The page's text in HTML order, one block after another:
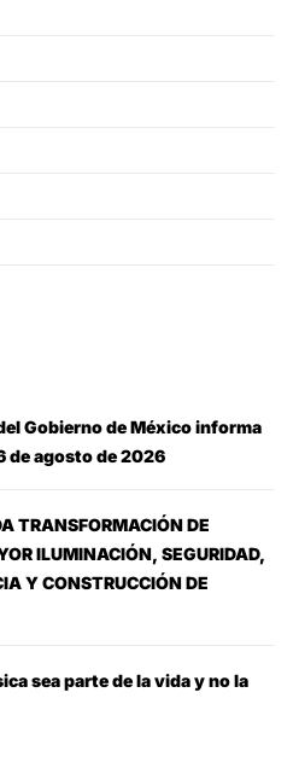
Gobierno de México informa
de agosto de 2026
TRANSFORMACIÓN DE
ILUMINACIÓN, SEGURIDAD,
Y CONSTRUCCIÓN DE
sea parte de la vida y no la